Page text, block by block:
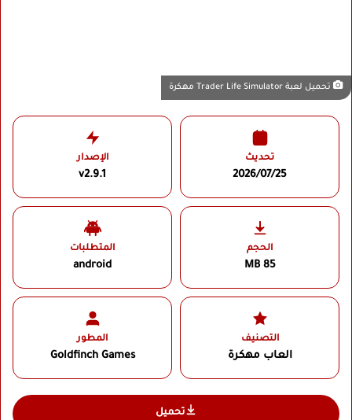
تحميل لعبة Trader Life Simulator مهكرة
تحديث
2026/07/25
الإصدار
v2.9.1
الحجم
85 MB
المتطلبات
android
التصنيف
العاب مهكرة
المطور
Goldfinch Games
تحميل